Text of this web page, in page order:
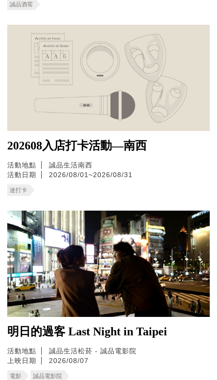
誠品酒窖
202608入店打卡活動—南西
活動地點
誠品生活南西
活動日期
2026/08/01~2026/08/31
迷打卡
明日的過客 Last Night in Taipei
活動地點
誠品生活松菸 - 誠品電影院
上映日期
2026/08/07
電影 誠品電影院